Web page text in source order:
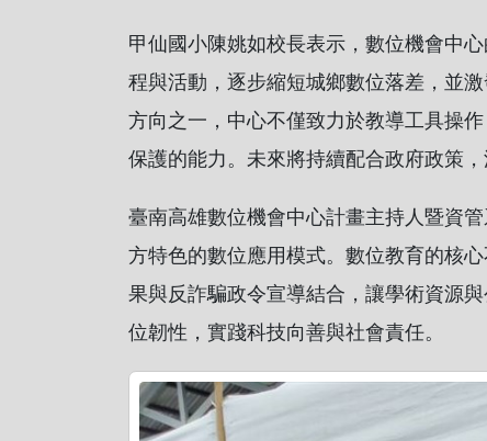
甲仙國小陳姚如校長表示，數位機會中
程與活動，逐步縮短城鄉數位落差，並
方向之一，中心不僅致力於教導工具操
保護的能力。未來將持續配合政府政策
臺南高雄數位機會中心計畫主持人暨資
方特色的數位應用模式。數位教育的核
果與反詐騙政令宣導結合，讓學術資源
位韌性，實踐科技向善與社會責任。